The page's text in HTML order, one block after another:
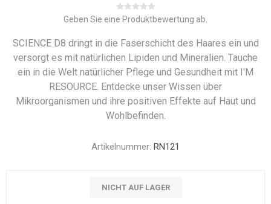
Geben Sie eine Produktbewertung ab.
SCIENCE D8 dringt in die Faserschicht des Haares ein und
versorgt es mit natürlichen Lipiden und Mineralien. Tauche
ein in die Welt natürlicher Pflege und Gesundheit mit I'M
RESOURCE. Entdecke unser Wissen über
Mikroorganismen und ihre positiven Effekte auf Haut und
Wohlbefinden.
Artikelnummer: RN121
NICHT AUF LAGER